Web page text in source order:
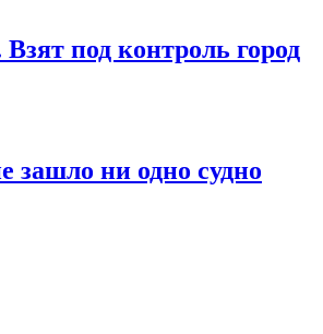
под контроль город
зашло ни одно судно